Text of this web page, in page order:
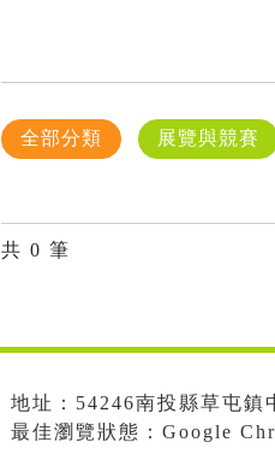
全部分類 展覽與競賽
共 0 筆
地址：54246南投縣草屯鎮
最佳瀏覽狀態：Google